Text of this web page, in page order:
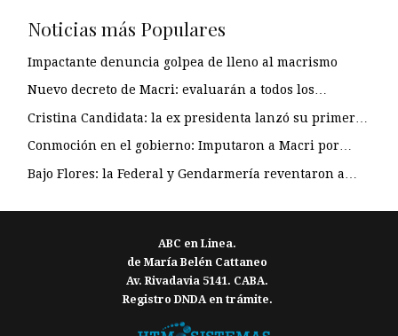
Noticias más Populares
Impactante denuncia golpea de lleno al macrismo
Nuevo decreto de Macri: evaluarán a todos los…
Cristina Candidata: la ex presidenta lanzó su primer…
Conmoción en el gobierno: Imputaron a Macri por…
Bajo Flores: la Federal y Gendarmería reventaron a…
ABC en Linea.
de María Belén Cattaneo
Av. Rivadavia 5141. CABA.
Registro DNDA en trámite.